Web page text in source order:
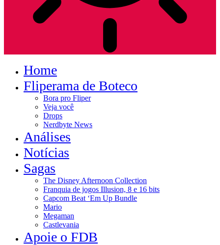
Home
Fliperama de Boteco
Bora pro Fliper
Veja você
Drops
Nerdbyte News
Análises
Notícias
Sagas
The Disney Afternoon Collection
Franquia de jogos Illusion, 8 e 16 bits
Capcom Beat ‘Em Up Bundle
Mario
Megaman
Castlevania
Apoie o FDB